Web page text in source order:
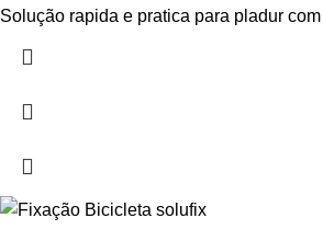
Solução rapida e pratica para pladur